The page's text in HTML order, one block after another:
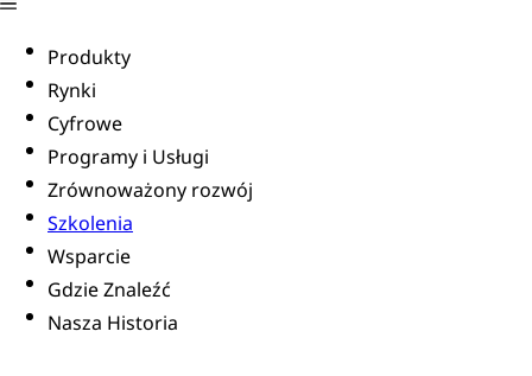
Produkty
Rynki
Cyfrowe
Programy i Usługi
Zrównoważony rozwój
Szkolenia
Wsparcie
Gdzie Znaleźć
Nasza Historia